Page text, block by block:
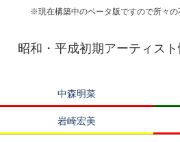
※現在構築中のベータ版ですので所々の
昭和・平成初期アーティス
中森明菜
岩崎宏美